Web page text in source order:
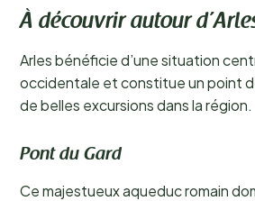
À découvrir autour
Arles bénéficie d’une situation
occidentale et constitue un point
de belles excursions dans la région.
Pont du Gard
Ce majestueux aqueduc romain